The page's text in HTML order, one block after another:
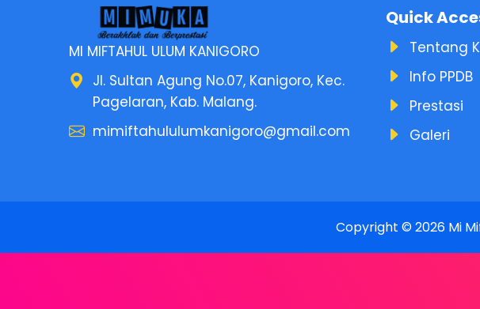
MI MIFTAHUL ULUM KANIGORO
Jl. Sultan Agung No.07, Kanigoro, Kec.
Pagelaran, Kab. Malang.
mimiftahululumkanigoro@gmail.com
Quick
Tentang
Info PPDB
Prestasi
Galeri
Copyright © 2026 Mi